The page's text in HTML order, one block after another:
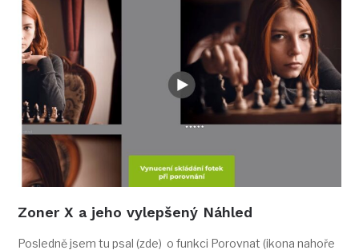
Zoner X a jeho vylepšený Náhled
Posledně jsem tu psal (zde) o funkci Porovnat (ikona nahoře